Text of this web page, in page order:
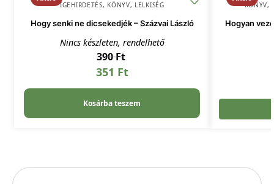
IGEHIRDETÉS, KÖNYV, LELKISÉG
Hogy senki ne dicsekedjék – Százvai László
Nincs készleten, rendelhető
390Ft
351 Ft
Kosárba teszem
KÖNYV,
Hogyan